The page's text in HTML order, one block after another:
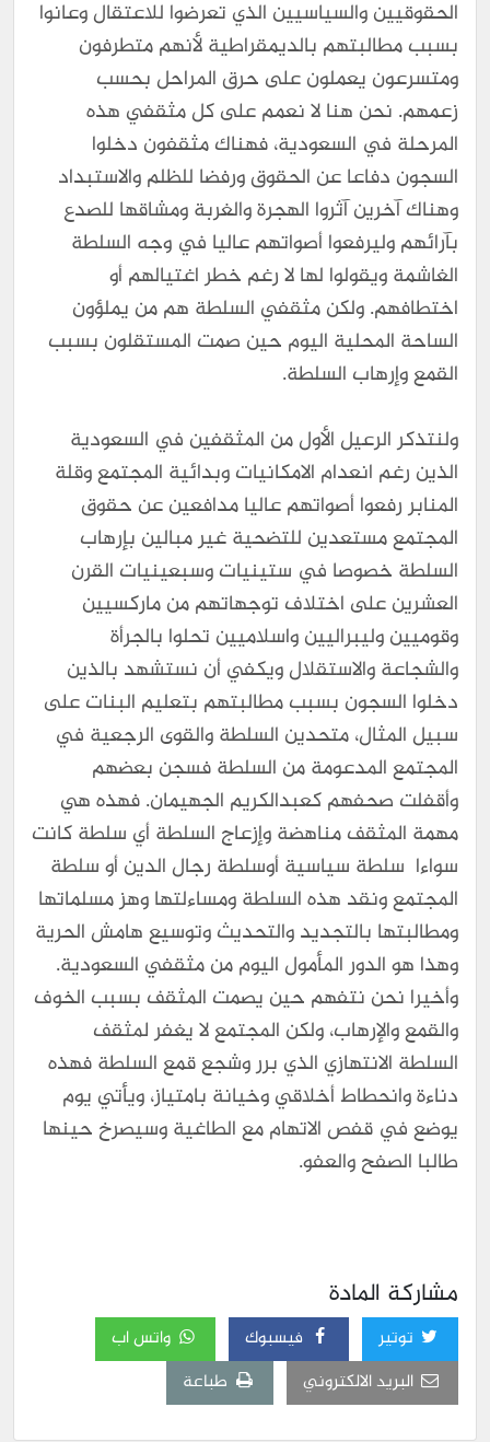
الحقوقيين والسياسيين الذي تعرضوا للاعتقال وعانوا
بسبب مطالبتهم بالديمقراطية لأنهم متطرفون
ومتسرعون يعملون على حرق المراحل بحسب
زعمهم. نحن هنا لا نعمم على كل مثقفي هذه
المرحلة في السعودية، فهناك مثقفون دخلوا
السجون دفاعا عن الحقوق ورفضا للظلم والاستبداد
وهناك آخرين آثروا الهجرة والغربة ومشاقها للصدع
بآرائهم وليرفعوا أصواتهم عاليا في وجه السلطة
الغاشمة ويقولوا لها لا رغم خطر اغتيالهم أو
اختطافهم. ولكن مثقفي السلطة هم من يملؤون
الساحة المحلية اليوم حين صمت المستقلون بسبب
القمع وإرهاب السلطة.
ولنتذكر الرعيل الأول من المثقفين في السعودية
الذين رغم انعدام الامكانيات وبدائية المجتمع وقلة
المنابر رفعوا أصواتهم عاليا مدافعين عن حقوق
المجتمع مستعدين للتضحية غير مبالين بإرهاب
السلطة خصوصا في ستينيات وسبعينيات القرن
العشرين على اختلاف توجهاتهم من ماركسيين
وقوميين وليبراليين واسلاميين تحلوا بالجرأة
والشجاعة والاستقلال ويكفي أن نستشهد بالذين
دخلوا السجون بسبب مطالبتهم بتعليم البنات على
سبيل المثال، متحدين السلطة والقوى الرجعية في
المجتمع المدعومة من السلطة فسجن بعضهم
وأقفلت صحفهم كعبدالكريم الجهيمان. فهذه هي
مهمة المثقف مناهضة وإزعاج السلطة أي سلطة كانت
سواءا سلطة سياسية أوسلطة رجال الدين أو سلطة
المجتمع ونقد هذه السلطة ومساءلتها وهز مسلماتها
ومطالبتها بالتجديد والتحديث وتوسيع هامش الحرية
وهذا هو الدور المأمول اليوم من مثقفي السعودية.
وأخيرا نحن نتفهم حين يصمت المثقف بسبب الخوف
والقمع والإرهاب، ولكن المجتمع لا يغفر لمثقف
السلطة الانتهازي الذي برر وشجع قمع السلطة فهذه
دناءة وانحطاط أخلاقي وخيانة بامتياز، ويأتي يوم
يوضع في قفص الاتهام مع الطاغية وسيصرخ حينها
طالبا الصفح والعفو.
مشاركة المادة
توتير فيسبوك
واتس اب
البريد الالكتروني
طباعة